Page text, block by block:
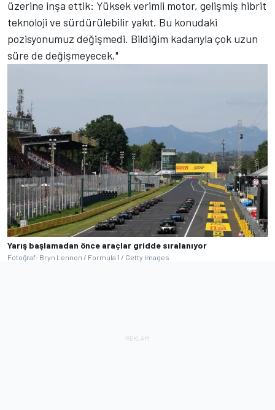
üzerine inşa ettik: Yüksek verimli motor, gelişmiş hibrit
teknoloji ve sürdürülebilir yakıt. Bu konudaki
pozisyonumuz değişmedi. Bildiğim kadarıyla çok uzun
süre de değişmeyecek."
Yarış başlamadan önce araçlar gridde sıralanıyor
Fotoğraf: Bryn Lennon / Formula 1 / Getty Images